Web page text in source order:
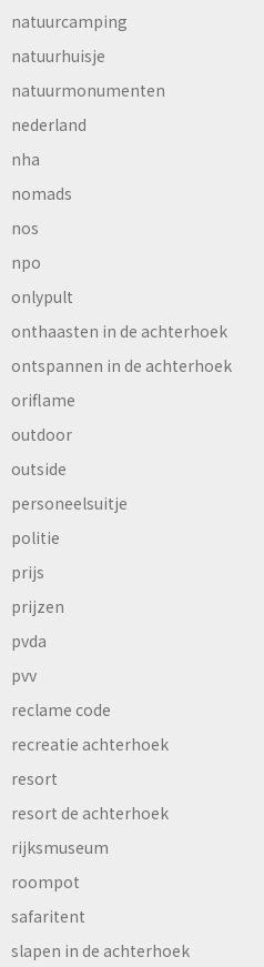
natuurcamping
natuurhuisje
natuurmonumenten
nederland
nha
nomads
nos
npo
onlypult
onthaasten in de achterhoek
ontspannen in de achterhoek
oriflame
outdoor
outside
personeelsuitje
politie
prijs
prijzen
pvda
pvv
reclame code
recreatie achterhoek
resort
resort de achterhoek
rijksmuseum
roompot
safaritent
slapen in de achterhoek